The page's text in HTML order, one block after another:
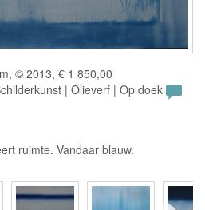
© 2013, € 1 850,00
| Olieverf | Op doek
ruimte. Vandaar blauw.